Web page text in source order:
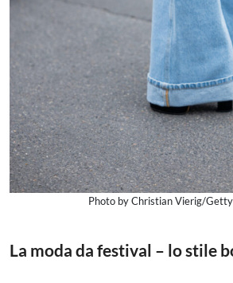
Photo by Christian Vierig/
La moda da festival – lo stile